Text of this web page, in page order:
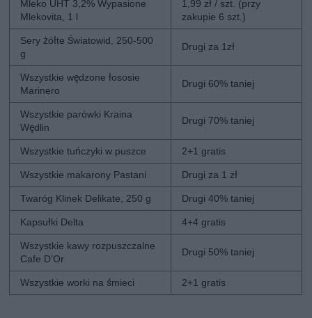
Mleko UHT 3,2% Wypasione
Mlekovita, 1 l
1,99 zł / szt. (przy
zakupie 6 szt.)
Sery żółte Światowid, 250-500
g
Drugi za 1zł
Wszystkie wędzone łososie
Marinero
Drugi 60% taniej
Wszystkie parówki Kraina
Wędlin
Drugi 70% taniej
Wszystkie tuńczyki w puszce 2+1 gratis
Wszystkie makarony Pastani Drugi za 1 zł
Twaróg Klinek Delikate, 250 g Drugi 40% taniej
Kapsułki Delta 4+4 gratis
Wszystkie kawy rozpuszczalne
Cafe D’Or
Drugi 50% taniej
Wszystkie worki na śmieci 2+1 gratis